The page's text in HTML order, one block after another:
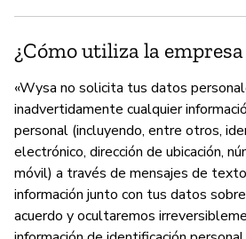
¿Cómo utiliza la
«Wysa no solicita tus datos
inadvertidamente cualquier
personal (incluyendo, entre otros,
electrónico, dirección de ubicación,
móvil) a través de mensajes de
información junto con tus datos
acuerdo y ocultaremos